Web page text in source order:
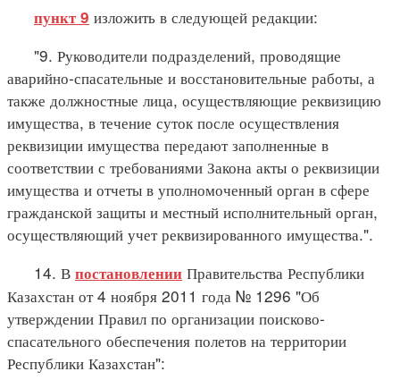
пункт 9 изложить в следующей редакции:
"9. Руководители подразделений, проводящие
аварийно-спасательные и восстановительные работы, а
также должностные лица, осуществляющие реквизицию
имущества, в течение суток после осуществления
реквизиции имущества передают заполненные в
соответствии с требованиями Закона акты о реквизиции
имущества и отчеты в уполномоченный орган в сфере
гражданской защиты и местный исполнительный орган,
осуществляющий учет реквизированного имущества.".
14. В постановлении Правительства Республики
Казахстан от 4 ноября 2011 года № 1296 "Об
утверждении Правил по организации поисково-
спасательного обеспечения полетов на территории
Республики Казахстан":